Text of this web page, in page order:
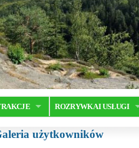
ROZRYWKA I USŁUGI
użytkowników